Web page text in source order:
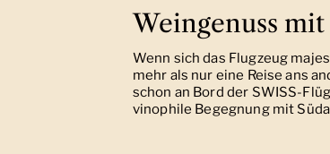
Weingenuss mit
Wenn sich das Flugzeug
mehr als nur eine Reise ans
schon an Bord der SWISS-
vinophile Begegnung mit